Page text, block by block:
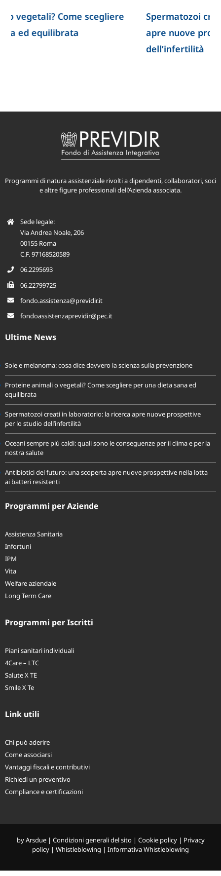
Spermatozoi creati in laboratorio: la ricerca
apre nuove prospettive per lo studio
Programmi di natura assistenziale rivolti a dipendenti, collaboratori, soci
Sede legale:
Via Andrea Noale, 206
00155 Roma
C.F. 97168520589
06.2295693
06.22799725
fondo.assistenza@previdir.it
Sole e melanoma: cosa dice davvero la scienza sulla prevenzione
Proteine animali o vegetali? Come scegliere per una dieta sana ed
equilibrata
Spermatozoi creati in laboratorio: la ricerca apre nuove prospettive
per lo studio dell’infertilità
Oceani sempre più caldi: quali sono le conseguenze per il clima e per la
nostra salute
Antibiotici del futuro: una scoperta apre nuove prospettive nella lotta
ai batteri resistenti
Assistenza Sanitaria
Infortuni
IPM
Vita
Welfare aziendale
Piani sanitari individuali
4Care – LTC
Salute X TE
Chi può aderire
Come associarsi
Vantaggi fiscali e contributivi
Richiedi un preventivo
Arsdue|Condizioni generali del sito|Cookie policy|Privacy